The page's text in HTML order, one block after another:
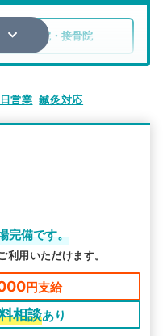
整骨院・接骨院
院名から探す
営業 鍼灸対応
完備です。
用いただけます。
円支給
相談あり